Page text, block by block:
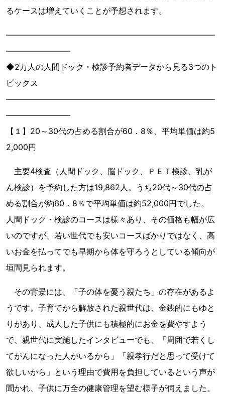
るケースは増えていくことが予想されます。
――――――――――――――――――――――――――
――――――――
◆2万人の人間ドック・検診予約者データから見る3つのト
ピックス
――――――――――――――――――――――――――
――――――――
【１】20～30代の占める割合が60．8％、平均単価は約5
2,000円
主要4検査（人間ドック、脳ドック、ＰＥＴ検診、乳が
ん検診）を予約した方は19,862人。うち20代～30代の占
める割合が約60．8％で平均単価は約52,000円でした。
人間ドック・検診のコースは様々あり、その価格も幅が広
いのですが、若い世代でも安いコースばかりではなく、高
いお金を払ってでも早期から体を守ろうとしている傾向が
垣間見られます。
その背景には、「子の体を憂う親たち」の存在があるよ
うです。子育てから解放された親世代は、金銭的にもゆと
りがあり、成人した子供にも積極的にお金を費やすよう
で、親世代に実施したインタビューでも、「周囲で若くし
てがんになった人がいるから」「親孝行だと思って受けて
欲しいから」という理由で費用を負担しているという声が
聞かれ、子供に万全の健康管理を望む様子が伺えました。